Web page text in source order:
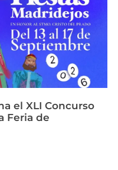
el XLI Concurso
Feria de